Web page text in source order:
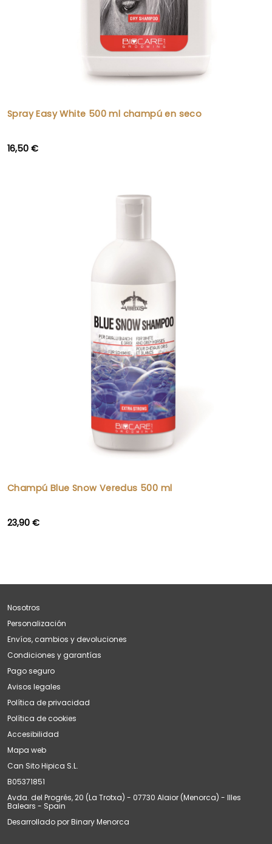
Spray Easy White 500 ml champú en seco
16,50 €
Champú Blue Snow Veredus 500 ml
23,90 €
Nosotros
Personalización
Envíos, cambios y devoluciones
Condiciones y garantías
Pago seguro
Avisos legales
Política de privacidad
Política de cookies
Accesibilidad
Mapa web
Can Sito Hipica S.L.
B05371851
Avda. del Progrés, 20 (La Trotxa) - 07730 Alaior (Menorca) - Illes
Balears - Spain
Desarrollado porBinary Menorca